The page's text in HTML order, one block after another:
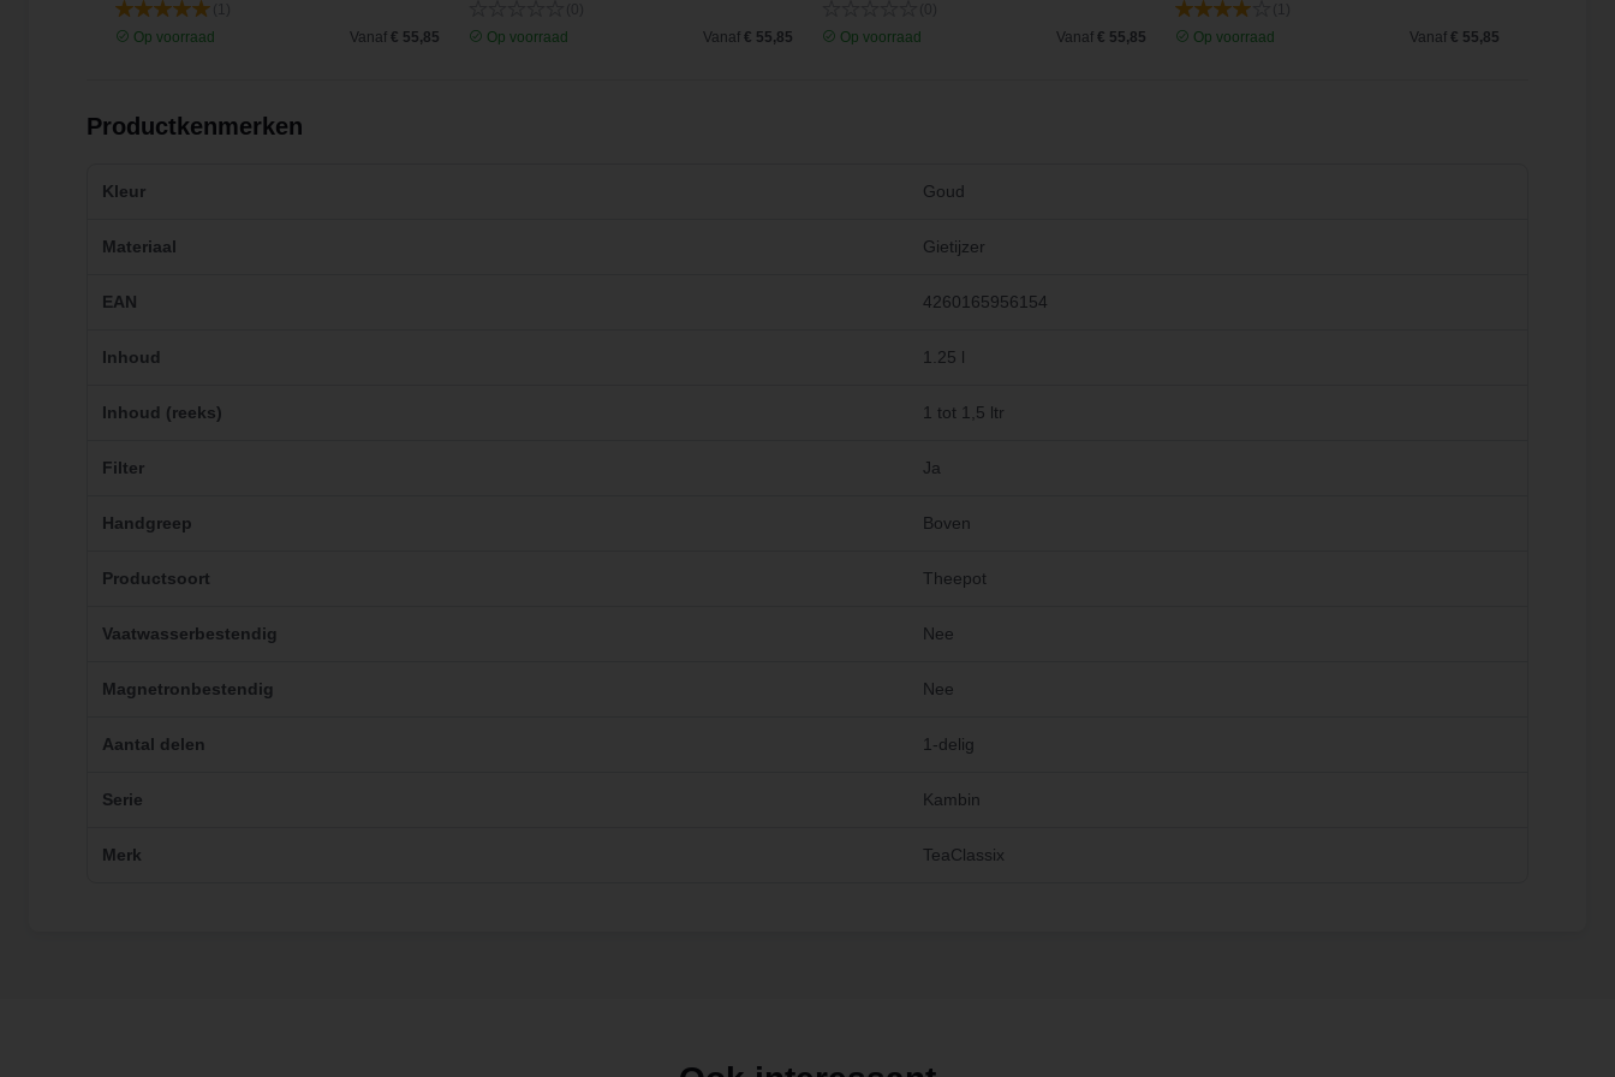
Op voorraad
Vanaf € 55,85
Op voorraad
Vanaf € 55,85
Op voorraad
Vanaf € 55,85
Op voorraad
Vanaf € 55,85
Productkenmerken
Kleur Goud
Materiaal Gietijzer
EAN 4260165956154
Inhoud 1.25 l
Inhoud (reeks) 1 tot 1,5 ltr
Filter Ja
Handgreep Boven
Productsoort Theepot
Vaatwasserbestendig Nee
Magnetronbestendig Nee
Aantal delen 1-delig
Serie Kambin
Merk TeaClassix